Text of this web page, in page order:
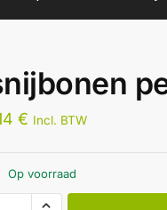
€ Incl. BTW
Op voorraad